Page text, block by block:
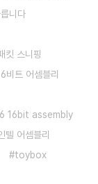
니다
킷 스니핑
비트 어셈블리
16bit assembly
텔 어셈블리
toybox